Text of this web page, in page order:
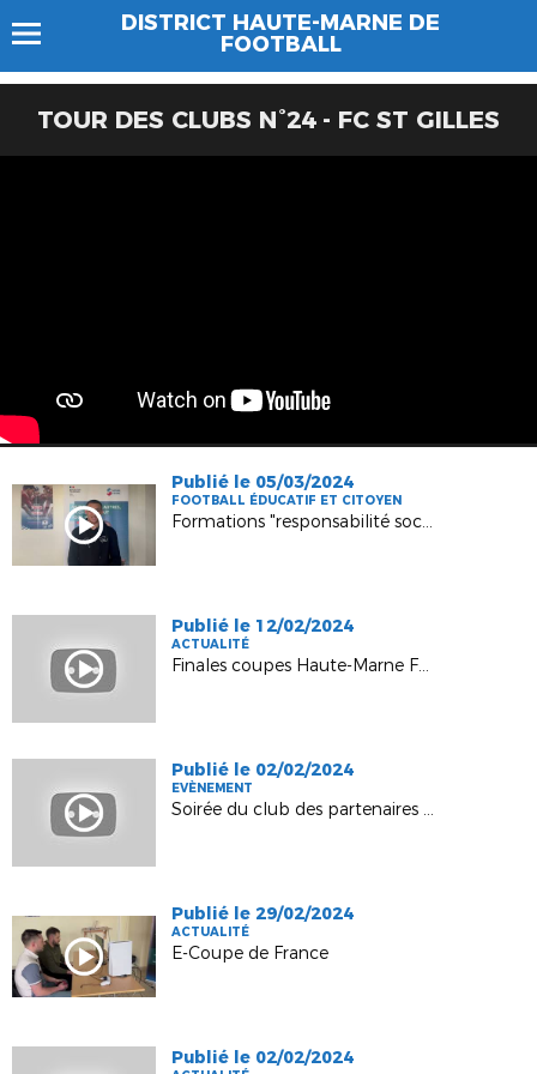
DISTRICT HAUTE-MARNE DE
FOOTBALL
TOUR DES CLUBS N°24 - FC ST GILLES
Publié le 05/03/2024
FOOTBALL ÉDUCATIF ET CITOYEN
Formations "responsabilité sociétale" pour nos services civiques
Publié le 12/02/2024
ACTUALITÉ
Finales coupes Haute-Marne Futsal 2024
Publié le 02/02/2024
EVÈNEMENT
Soirée du club des partenaires - 31 janvier 2024
Publié le 29/02/2024
ACTUALITÉ
E-Coupe de France
Publié le 02/02/2024